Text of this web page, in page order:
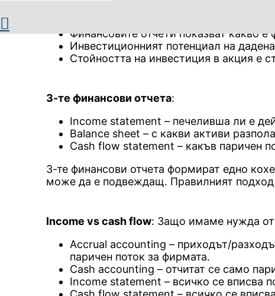
Финансовите отчети показват какво
Инвестиционният потенциал на
Стойността на инвестиция в акция е
3-те финансови отчета:
Income statement – печеливша ли е
Balance sheet – с какви активи
Cash flow statement – какъв паричен
3-те финансови отчета формират едно
може да е подвеждащ. Правилният подход
Income vs cash flow: Защо имаме нужда от
Accrual accounting – приходът/
паричен поток за фирмата.
Cash accounting – отчитат се само
Income statement – всичко се вписва